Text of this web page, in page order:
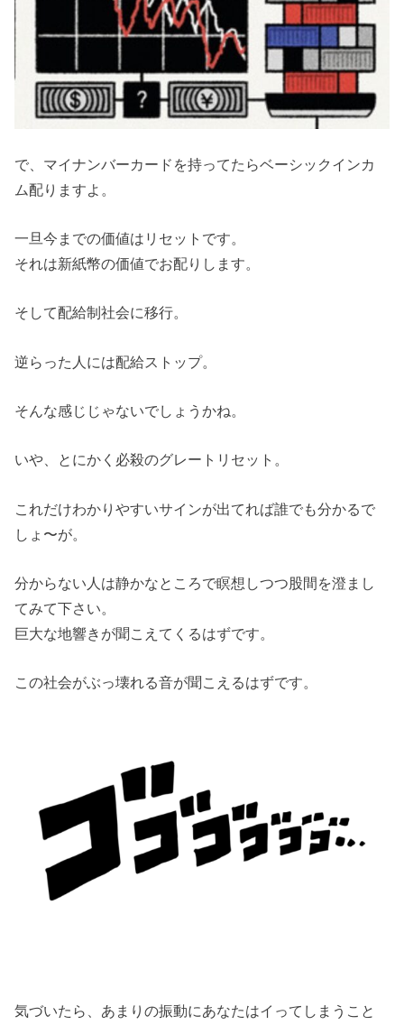
で、マイナンバーカードを持ってたらベーシックインカ
ム配りますよ。
一旦今までの価値はリセットです。
それは新紙幣の価値でお配りします。
そして配給制社会に移行。
逆らった人には配給ストップ。
そんな感じじゃないでしょうかね。
いや、とにかく必殺のグレートリセット。
これだけわかりやすいサインが出てれば誰でも分かるで
しょ〜が。
分からない人は静かなところで瞑想しつつ股間を澄まし
てみて下さい。
巨大な地響きが聞こえてくるはずです。
この社会がぶっ壊れる音が聞こえるはずです。
気づいたら、あまりの振動にあなたはイってしまうこと